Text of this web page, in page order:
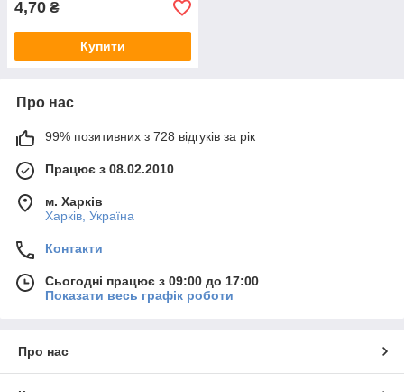
4,70 ₴
Купити
Про нас
99% позитивних з 728 відгуків за рік
Працює з 08.02.2010
м. Харків
Харків, Україна
Контакти
Сьогодні працює з 09:00 до 17:00
Показати весь графік роботи
Про нас